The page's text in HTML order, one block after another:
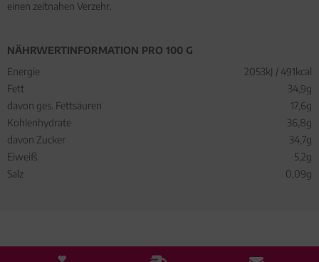
einen zeitnahen Verzehr.
NÄHRWERTINFORMATION PRO 100 G
Energie
2053kJ / 491kcal
Fett
34,9g
davon ges. Fettsäuren
17,6g
Kohlenhydrate
36,8g
davon Zucker
34,7g
Eiweiß
5,2g
Salz
0,09g